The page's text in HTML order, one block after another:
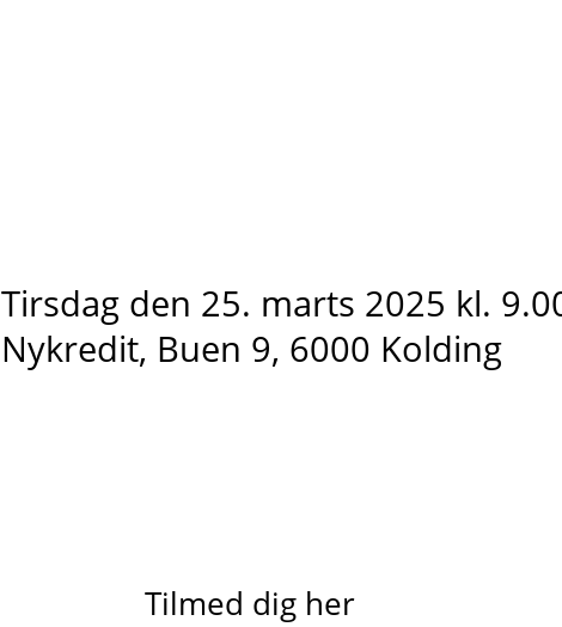
Tirsdag den 25. marts 2025 kl.
Nykredit, Buen 9, 6000 Kolding
Tilmed dig her